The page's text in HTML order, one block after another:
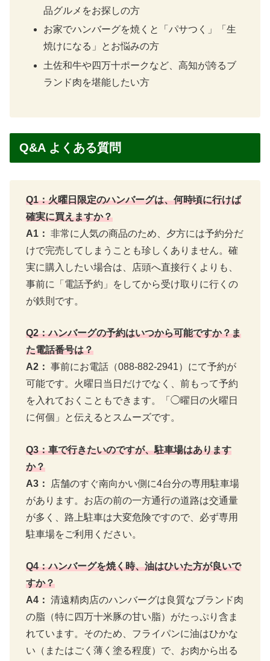
品グルメをお探しの方
お家でハンバーグを焼くと「パサつく」「生
焼けになる」とお悩みの方
土佐和牛や四万十ポークなど、高知が誇るブ
ランド肉を堪能したい方
Q&A よくある質問
Q1：火曜日限定のハンバーグは、何時頃に行けば
確実に買えますか？
A1： 非常に人気の商品のため、夕方には予約分だ
けで完売してしまうことも珍しくありません。確
実に購入したい場合は、店頭へ直接行くよりも、
事前に「電話予約」をしてから受け取りに行くの
が鉄則です。
Q2：ハンバーグの予約はいつから可能ですか？ま
た電話番号は？
A2： 事前にお電話（088-882-2941）にて予約が
可能です。火曜日当日だけでなく、前もって予約
を入れておくこともできます。「◯曜日の火曜日
に何個」と伝えるとスムーズです。
Q3：車で行きたいのですが、駐車場はあります
か？
A3：
店舗のすぐ南向かい側に4台分の専用駐車場
があります。お店の前の一方通行の道路は交通量
が多く、路上駐車は大変危険ですので、必ず専用
駐車場をご利用ください。
Q4：ハンバーグを焼く時、油はひいた方が良いで
すか？
A4： 清遠精肉店のハンバーグは良質なブランド肉
の脂（特に四万十米豚の甘い脂）がたっぷり含ま
れています。そのため、フライパンに油はひかな
い（またはごく薄く塗る程度）で、お肉から出る